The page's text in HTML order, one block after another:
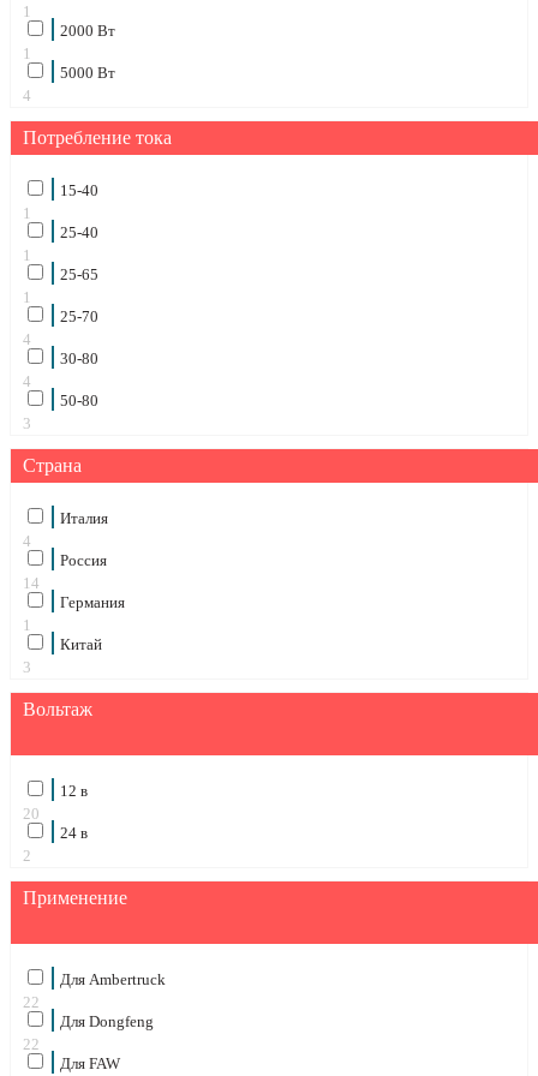
1
2000 Вт
1
5000 Вт
4
Потребление тока
15-40
1
25-40
1
25-65
1
25-70
4
30-80
4
50-80
3
Страна
Италия
4
Россия
14
Германия
1
Китай
3
Вольтаж
12 в
20
24 в
2
Применение
Для Ambertruck
22
Для Dongfeng
22
Для FAW